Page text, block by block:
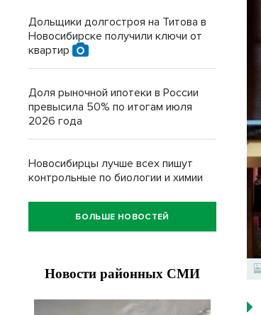
Дольщики долгостроя на Титова в
Новосибирске получили ключи от
квартир
Доля рыночной ипотеки в России
превысила 50% по итогам июля
2026 года
Новосибирцы лучше всех пишут
контрольные по биологии и химии
БОЛЬШЕ НОВОСТЕЙ